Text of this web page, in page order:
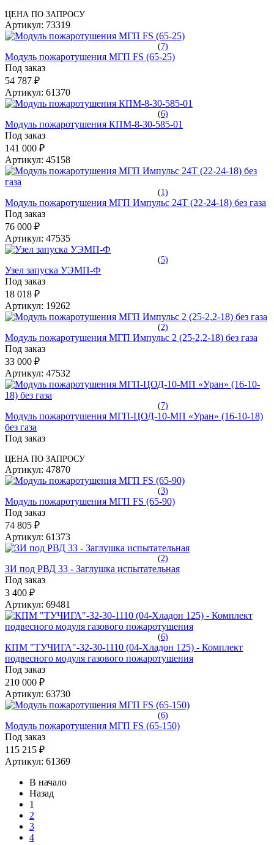
ЦЕНА ПО ЗАПРОСУ
Артикул: 73319
(7)
Модуль пожаротушения МГП FS (65-25)
Под заказ
54 787 ₽
Артикул: 61370
(6)
Модуль пожаротушения КПМ-8-30-585-01
Под заказ
141 000 ₽
Артикул: 45158
(1)
Модуль пожаротушения МГП Импульс 24Т (22-24-18) без газа
Под заказ
76 000 ₽
Артикул: 47535
(5)
Узел запуска УЭМП-Ф
Под заказ
18 018 ₽
Артикул: 19262
(2)
Модуль пожаротушения МГП Импульс 2 (25-2,2-18) без газа
Под заказ
33 000 ₽
Артикул: 47532
(7)
Модуль пожаротушения МГП-ЦОД-10-МП «Уран» (16-10-18)
без газа
Под заказ
ЦЕНА ПО ЗАПРОСУ
Артикул: 47870
(3)
Модуль пожаротушения МГП FS (65-90)
Под заказ
74 805 ₽
Артикул: 61373
(2)
ЗИ под РВД 33 - Заглушка испытательная
Под заказ
3 400 ₽
Артикул: 69481
(6)
КПМ "ТУЧИГА"-32-30-1110 (04-Хладон 125) - Комплект
подвесного модуля газового пожаротушения
Под заказ
210 000 ₽
Артикул: 63730
(6)
Модуль пожаротушения МГП FS (65-150)
Под заказ
115 215 ₽
Артикул: 61369
В начало
Назад
1
2
3
4